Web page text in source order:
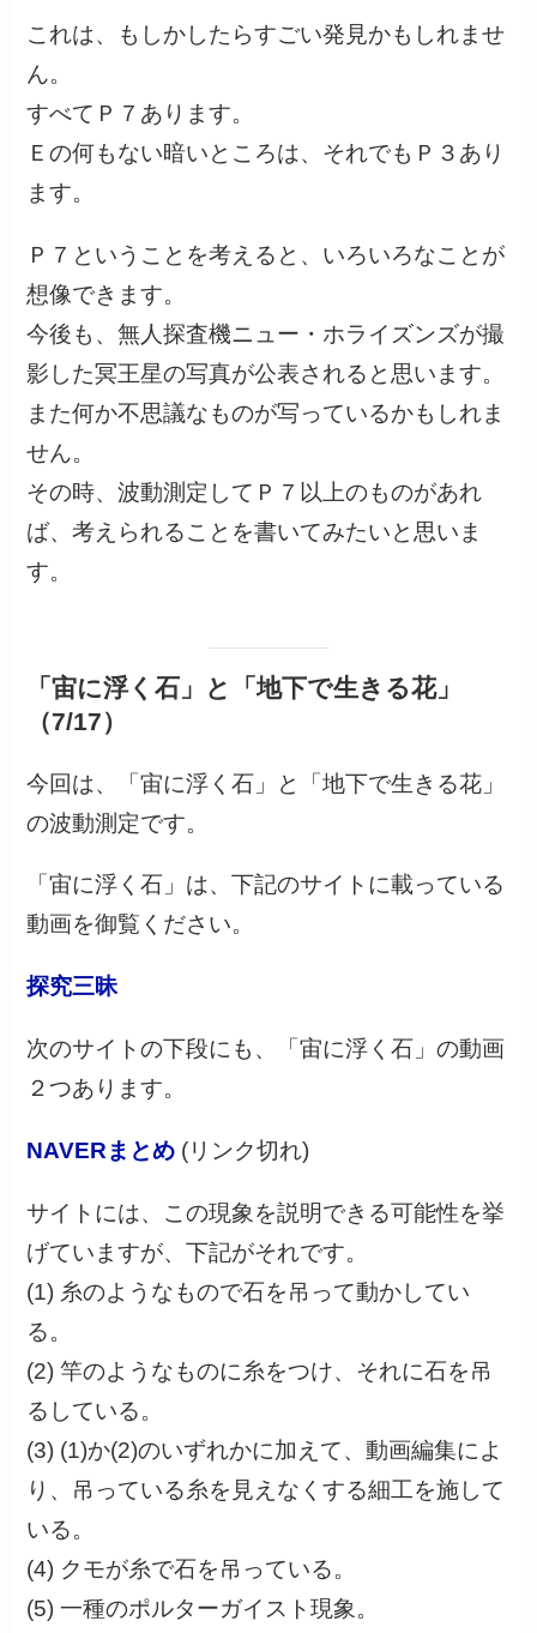
これは、もしかしたらすごい発見かもしれませ
ん。
すべてＰ７あります。
Ｅの何もない暗いところは、それでもＰ３あり
ます。
Ｐ７ということを考えると、いろいろなことが
想像できます。
今後も、無人探査機ニュー・ホライズンズが撮
影した冥王星の写真が公表されると思います。
また何か不思議なものが写っているかもしれま
せん。
その時、波動測定してＰ７以上のものがあれ
ば、考えられることを書いてみたいと思いま
す。
「宙に浮く石」と「地下で生きる花」
（7/17）
今回は、「宙に浮く石」と「地下で生きる花」
の波動測定です。
「宙に浮く石」は、下記のサイトに載っている
動画を御覧ください。
探究三昧
次のサイトの下段にも、「宙に浮く石」の動画
２つあります。
NAVERまとめ (リンク切れ)
サイトには、この現象を説明できる可能性を挙
げていますが、下記がそれです。
(1) 糸のようなもので石を吊って動かしてい
る。
(2) 竿のようなものに糸をつけ、それに石を吊
るしている。
(3) (1)か(2)のいずれかに加えて、動画編集によ
り、吊っている糸を見えなくする細工を施して
いる。
(4) クモが糸で石を吊っている。
(5) 一種のポルターガイスト現象。